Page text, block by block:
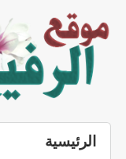
الرئيسية